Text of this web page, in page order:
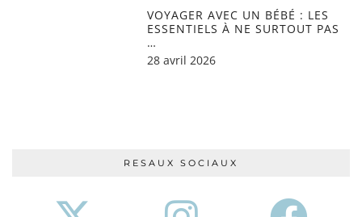
VOYAGER AVEC UN BÉBÉ : LES
ESSENTIELS À NE SURTOUT PAS
…
28 avril 2026
RESAUX SOCIAUX